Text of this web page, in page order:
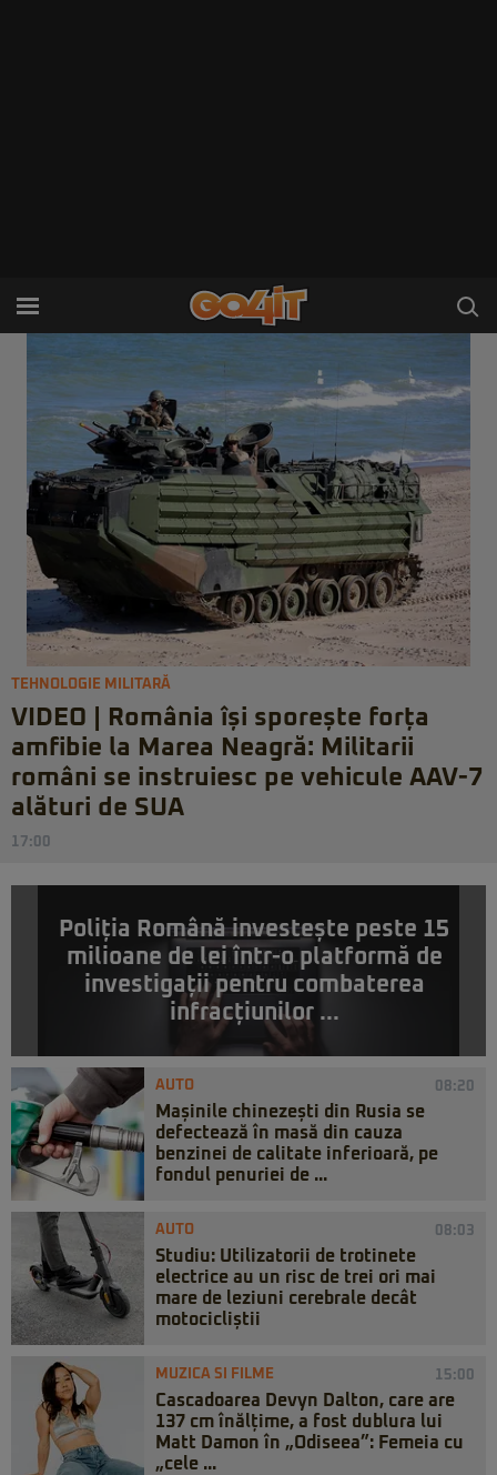
TEHNOLOGIE MILITARĂ
VIDEO | România își sporește forța
amfibie la Marea Neagră: Militarii
români se instruiesc pe vehicule AAV-7
alături de SUA
17:00
Poliția Română investește peste 15
milioane de lei într-o platformă de
investigații pentru combaterea
infracțiunilor ...
AUTO 08:20
Mașinile chinezești din Rusia se
defectează în masă din cauza
benzinei de calitate inferioară, pe
fondul penuriei de ...
AUTO 08:03
Studiu: Utilizatorii de trotinete
electrice au un risc de trei ori mai
mare de leziuni cerebrale decât
motocicliștii
MUZICA SI FILME 15:00
Cascadoarea Devyn Dalton, care are
137 cm înălțime, a fost dublura lui
Matt Damon în „Odiseea”: Femeia cu
„cele ...